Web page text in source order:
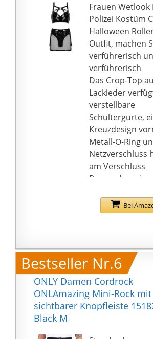
Frauen Wetlook
Polizei Kostüm
Halloween
Outfit, machen
verführerisch
verführerisch
Das Crop-Top
Lackleder
verstellbare
Schultergurte,
Kreuzdesign
Metall-O-Ring
Netzverschluss
am Verschluss
Passend zu einem
mit Netz und
integrierten
verzierten D-
Hergestellt aus
hochwertigem
sehr weich und
angenehm zu
Perfekt für
Rollenspiele,
Bei
Bestseller Nr.6
ONLY Damen Cordrock
ONLAmazing Mini-Rock mit
sichtbarer Knopfleiste
Black M